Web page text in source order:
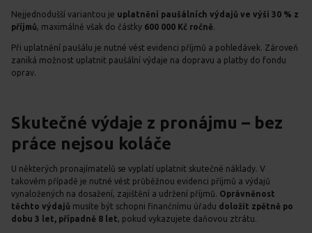
Nejjednodušší variantou je uplatnění paušálních výdajů ve výši 30 % z
příjmů, maximálně však do částky 600 000 Kč ročně.
Při uplatnění paušálu je nutné vést evidenci příjmů a pohledávek. Zároveň
zaniká možnost uplatnit paušální výdaje na dopravu a platby do fondu
oprav.
Skutečné výdaje z pronájmu – bez
práce nejsou koláče
U některých pronajímatelů se vyplatí uplatnit skutečné náklady. V
takovém případě je nutné vést průběžnou evidenci příjmů a výdajů
vynaložených na dosažení, zajištění a udržení příjmů. Oprávněnost
těchto výdajů musíte být schopni finančnímu úřadu doložit zpětně po
dobu 3 let, případně 8 let, pokud vykazujete daňovou ztrátu.